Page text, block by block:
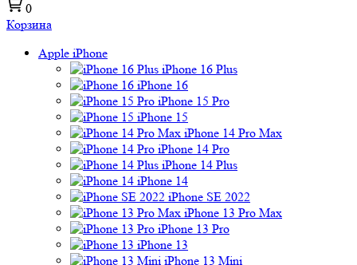
0
Корзина
Apple iPhone
iPhone 16 Plus
iPhone 16
iPhone 15 Pro
iPhone 15
iPhone 14 Pro Max
iPhone 14 Pro
iPhone 14 Plus
iPhone 14
iPhone SE 2022
iPhone 13 Pro Max
iPhone 13 Pro
iPhone 13
iPhone 13 Mini